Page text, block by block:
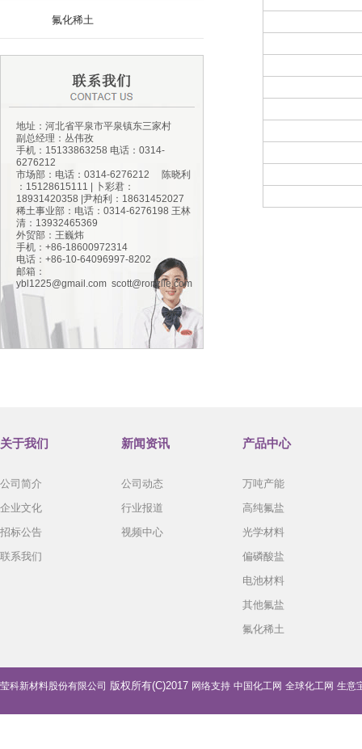
氟化稀土
地址：河北省平泉市平泉镇东三家村
副总经理：丛伟孜
手机：15133863258 电话：0314-
6276212
市场部：电话：0314-6276212 陈晓利
：15128615111 | 卜彩君：
18931420358 |尹柏利：18631452027
稀土事业部：电话：0314-6276198 王林
清：13932465369
外贸部：王巍炜
手机：+86-18600972314
电话：+86-10-64096997-8202
邮箱：
ybl1225@gmail.com scott@ronzlle.com
关于我们
公司简介
企业文化
招标公告
联系我们
新闻资讯
公司动态
行业报道
视频中心
产品中心
万吨产能
高纯氟盐
光学材料
偏磷酸盐
电池材料
其他氟盐
氟化稀土
莹科新材料股份有限公司 版权所有(C)2017 网络支持 中国化工网 全球化工网 生意